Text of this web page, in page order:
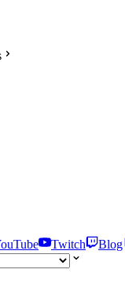
Twitch
Blog